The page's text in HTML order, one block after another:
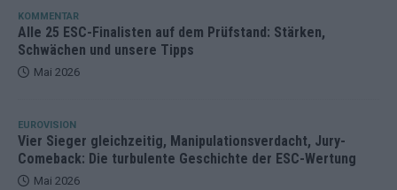
KOMMENTAR
Alle 25 ESC-Finalisten auf dem Prüfstand: Stärken,
Schwächen und unsere Tipps
Mai 2026
EUROVISION
Vier Sieger gleichzeitig, Manipulationsverdacht, Jury-
Comeback: Die turbulente Geschichte der ESC-Wertung
Mai 2026